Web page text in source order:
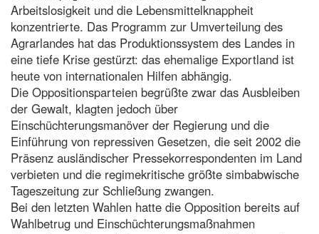
Arbeitslosigkeit und die Lebensmittelknappheit
konzentrierte. Das Programm zur Umverteilung des
Agrarlandes hat das Produktionssystem des Landes in
eine tiefe Krise gestürzt: das ehemalige Exportland ist
heute von internationalen Hilfen abhängig.
Die Oppositionsparteien begrüßte zwar das Ausbleiben
der Gewalt, klagten jedoch über
Einschüchterungsmanöver der Regierung und die
Einführung von repressiven Gesetzen, die seit 2002 die
Präsenz ausländischer Pressekorrespondenten im Land
verbieten und die regimekritische größte simbabwische
Tageszeitung zur Schließung zwangen.
Bei den letzten Wahlen hatte die Opposition bereits auf
Wahlbetrug und Einschüchterungsmaßnahmen